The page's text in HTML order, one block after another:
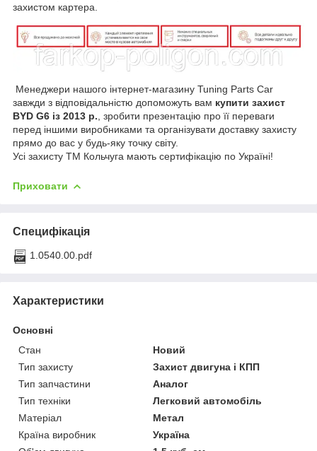
захистом картера.
Менеджери нашого інтернет-магазину Tuning Parts Car
завжди з відповідальністю допоможуть вам купити захист
BYD G6 із 2013 р. , зробити презентацію про її переваги
перед іншими виробниками та організувати доставку захисту
прямо до вас у будь-яку точку світу.
Усі захисту ТМ Кольчуга мають сертифікацію по Україні!
Приховати
Специфікація
1.0540.00.pdf
Характеристики
Основні
Стан
Новий
Тип захисту
Захист двигуна і КПП
Тип запчастини
Аналог
Тип техніки
Легковий автомобіль
Матеріал
Метал
Країна виробник
Україна